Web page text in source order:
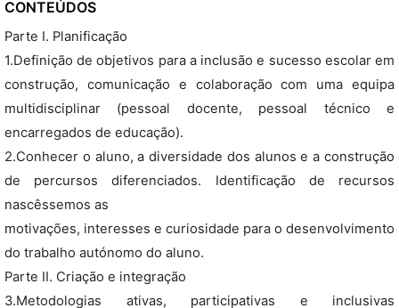
CONTEÚDOS
Parte I. Planificação
1.Definição de objetivos para a inclusão e sucesso escolar em
construção, comunicação e colaboração com uma equipa
multidisciplinar (pessoal docente, pessoal técnico e
encarregados de educação).
2.Conhecer o aluno, a diversidade dos alunos e a construção
de percursos diferenciados. Identificação de recursos
nascêssemos as
motivações, interesses e curiosidade para o desenvolvimento
do trabalho autónomo do aluno.
Parte II. Criação e integração
3.Metodologias ativas, participativas e inclusivas